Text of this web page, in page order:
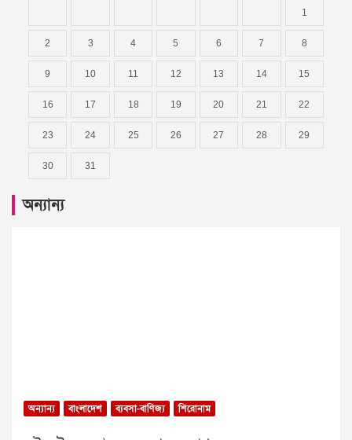
1
2 3 4 5 6 7 8
9 10 11 12 13 14 15
16 17 18 19 20 21 22
23 24 25 26 27 28 29
30 31
অন্যান্য
অন্যান্য বাংলাদেশ ব্যবসা-বাণিজ্য শিরোনাম